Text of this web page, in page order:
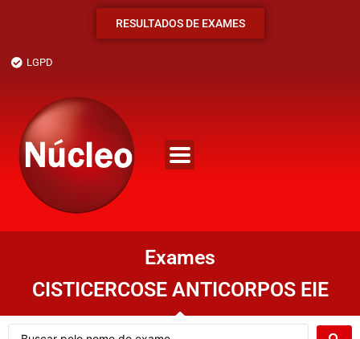
RESULTADOS DE EXAMES
LGPD
Exames
CISTICERCOSE ANTICORPOS EIE